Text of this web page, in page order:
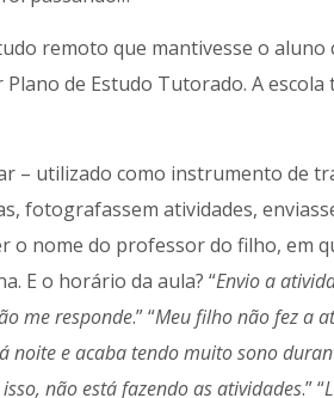
remoto que mantivesse o aluno
de Estudo Tutorado. A
– utilizado como instrumento de
fotografassem atividades,
o nome do professor do filho, em
E o horário da aula? “Envio a
me responde.” “Meu filho não fez a
noite e acaba tendo muito sono
não está fazendo as atividades.” “